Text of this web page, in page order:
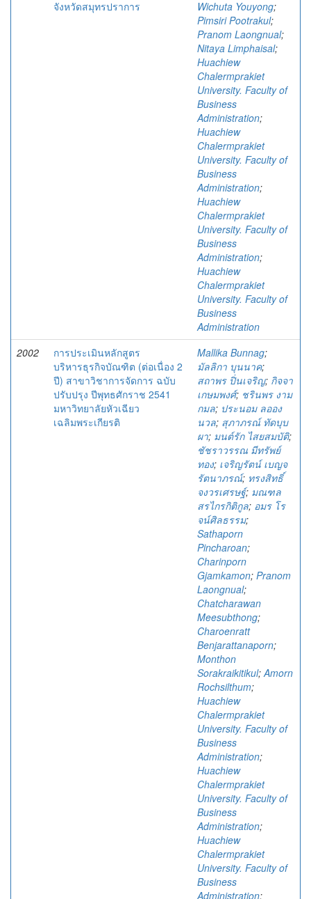
จังหวัดสมุทรปราการ
Wichuta Youyong;
Pimsiri Pootrakul;
Pranom Laongnual;
Nitaya Limphaisal;
Huachiew
Chalermprakiet
University. Faculty of
Business
Administration;
Huachiew
Chalermprakiet
University. Faculty of
Business
Administration;
Huachiew
Chalermprakiet
University. Faculty of
Business
Administration;
Huachiew
Chalermprakiet
University. Faculty of
Business
Administration
2002
การประเมินหลักสูตร
บริหารธุรกิจบัณฑิต (ต่อเนื่อง 2
ปี) สาขาวิชาการจัดการ ฉบับ
ปรับปรุง ปีพุทธศักราช 2541
มหาวิทยาลัยหัวเฉียว
เฉลิมพระเกียรติ
Mallika Bunnag;
มัลลิกา บุนนาค;
สถาพร ปิ่นเจริญ; กิจจา
เกษมพงศ์; ชรินพร งาม
กมล; ประนอม ลออง
นวล; สุภาภรณ์ ทัดบุบ
ผา; มนต์รัก ไสยสมบัติ;
ชัชราวรรณ มีทรัพย์
ทอง; เจริญรัตน์ เบญจ
รัตนาภรณ์; ทรงสิทธิ์
จงวรเศรษฐ์; มณฑล
สรไกรกิติกูล; อมร โร
จน์ศิลธรรม;
Sathaporn
Pincharoan;
Charinporn
Gjamkamon; Pranom
Laongnual;
Chatcharawan
Meesubthong;
Charoenratt
Benjarattanaporn;
Monthon
Sorakraikitikul;Amorn
Rochsilthum;
Huachiew
Chalermprakiet
University. Faculty of
Business
Administration;
Huachiew
Chalermprakiet
University. Faculty of
Business
Administration;
Huachiew
Chalermprakiet
University. Faculty of
Business
Administration;